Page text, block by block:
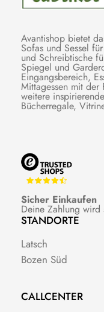
Avantishop bietet
Sofas und Sessel
und Schreibtische
Spiegel und
Eingangsbereich,
Mittagessen mit
weitere
Bücherregale,
Sicher Einkaufen
Deine Zahlung
STANDORTE
Latsch
Bozen Süd
CALLCENTER